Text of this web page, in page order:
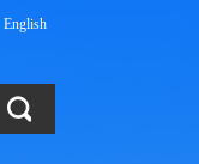
English